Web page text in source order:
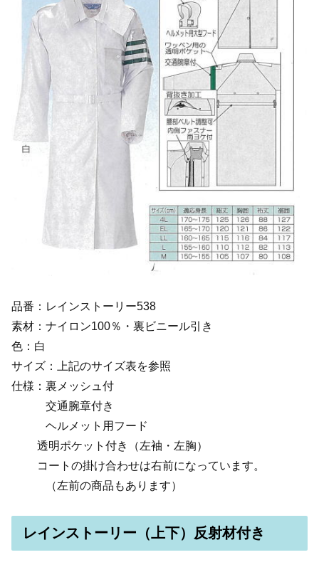
品番：レインストーリー538
素材：ナイロン100％・裏ビニール引き
色：白
サイズ：上記のサイズ表を参照
仕様：裏メッシュ付
交通腕章付き
ヘルメット用フード
透明ポケット付き（左袖・左胸）
コートの掛け合わせは右前になっています。
（左前の商品もあります）
レインストーリー（上下）反射材付き